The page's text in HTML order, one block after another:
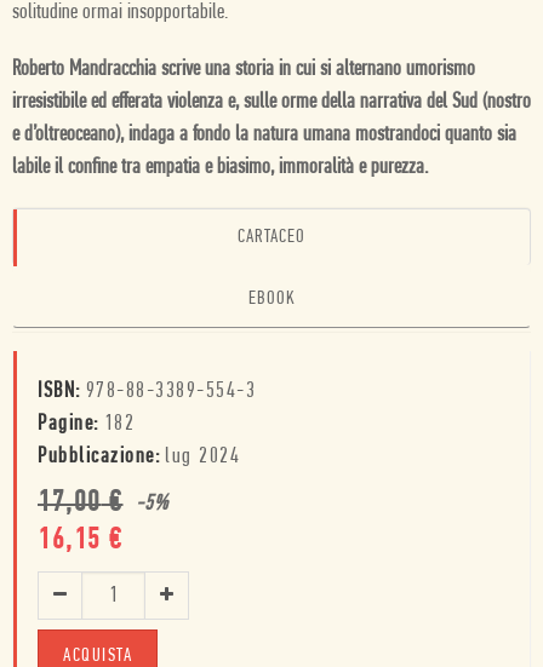
solitudine ormai insopportabile.
Roberto Mandracchia scrive una storia in cui si alternano umorismo
irresistibile ed efferata violenza e, sulle orme della narrativa del Sud (nostro
e d’oltreoceano), indaga a fondo la natura umana mostrandoci quanto sia
labile il confine tra empatia e biasimo, immoralità e purezza.
CARTACEO
EBOOK
ISBN: 978-88-3389-554-3
Pagine: 182
Pubblicazione: lug 2024
17,00€ -5%
16,15 €
ACQUISTA